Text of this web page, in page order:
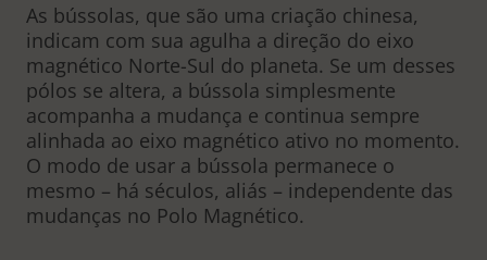
As bússolas, que são uma criação chinesa,
indicam com sua agulha a direção do eixo
magnético Norte-Sul do planeta. Se um desses
pólos se altera, a bússola simplesmente
acompanha a mudança e continua sempre
alinhada ao eixo magnético ativo no momento.
O modo de usar a bússola permanece o
mesmo – há séculos, aliás – independente das
mudanças no Polo Magnético.